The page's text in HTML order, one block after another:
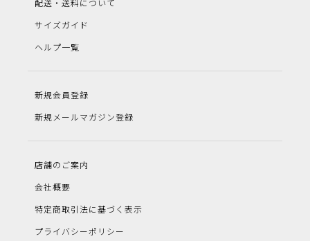
サイズガイド
ヘルプ一覧
新規会員登録
新規メールマガジン登録
店舗のご案内
会社概要
特定商取引法に基づく表示
プライバシーポリシー